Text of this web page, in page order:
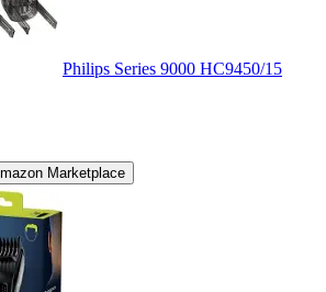
Philips Series 9000 HC9450/15
Marketplace